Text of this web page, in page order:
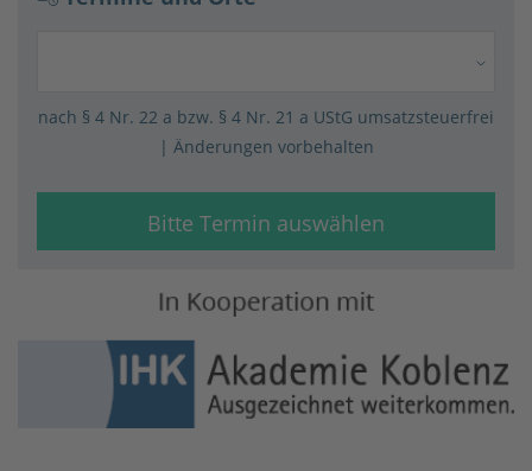
nach § 4 Nr. 22 a bzw. § 4 Nr. 21 a UStG umsatz­steuer­frei
| Änderungen vorbehalten
Bitte Termin auswählen